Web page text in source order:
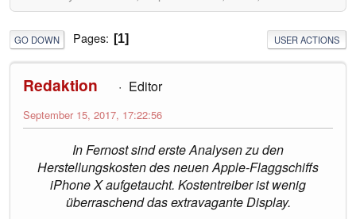
GO DOWN Pages 1 USER ACTIONS
Redaktion Editor
September 15, 2017, 17:22:56
In Fernost sind erste Analysen zu den
Herstellungskosten des neuen Apple-Flaggschiffs
iPhone X aufgetaucht. Kostentreiber ist wenig
überraschend das extravagante Display.